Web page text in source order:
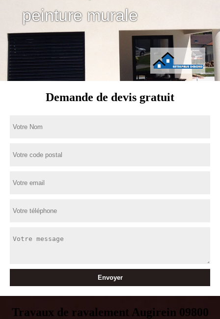
peinture murale
Demande de devis gratuit
Travaux de ravalement Augirein 09800